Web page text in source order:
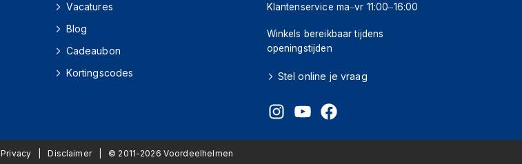
Vacatures
Blog
Cadeaubon
Kortingscodes
Klantenservice ma–vr 11:00–16:00
Winkels bereikbaar tijdens
openingstijden
Stel online je vraag
Privacy Disclaimer © 2011-2026 Voordeelhelmen